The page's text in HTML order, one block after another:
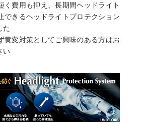
く費用も抑え、長期間ヘッドライト
できるヘッドライトプロテクション
た
黄変対策としてご興味のある方はお
い